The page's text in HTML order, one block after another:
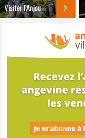
Visiter l’Anjou